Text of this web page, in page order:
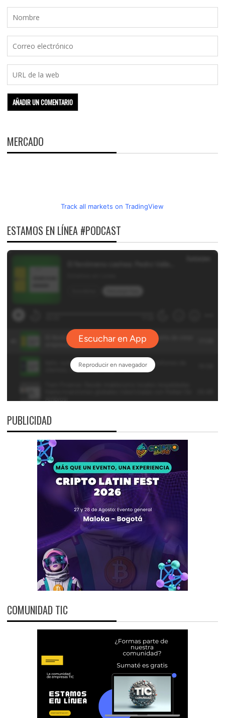
MERCADO
Track all markets on TradingView
ESTAMOS EN LÍNEA #PODCAST
PUBLICIDAD
COMUNIDAD TIC